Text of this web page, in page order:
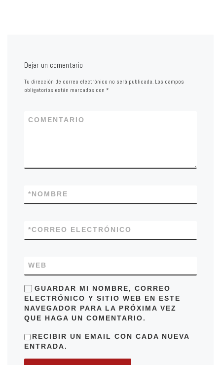
Dejar un comentario
Tu dirección de correo electrónico no será publicada. Los campos
obligatorios están marcados con*
COMENTARIO
NOMBRE
*
CORREO ELECTRÓNICO
*
WEB
GUARDAR MI NOMBRE, CORREO
ELECTRÓNICO Y SITIO WEB EN ESTE
NAVEGADOR PARA LA PRÓXIMA VEZ
QUE HAGA UN COMENTARIO.
RECIBIR UN EMAIL CON CADA NUEVA
ENTRADA.